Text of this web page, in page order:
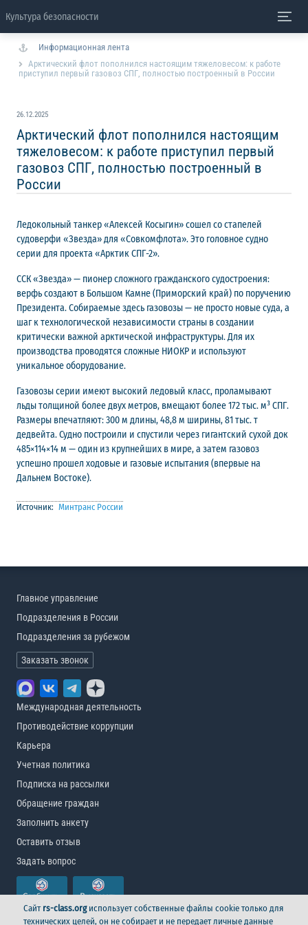
Культура безопасности
Информационная лента
Арктический флот пополнился настоящим тяжеловесом: к работе
приступил первый газовоз СПГ, полностью построенный в России
26.12.2025
Арктический флот пополнился настоящим
тяжеловесом: к работе приступил первый
газовоз СПГ, полностью построенный в
России
Ледокольный танкер «Алексей Косыгин» сошел со стапелей
судоверфи «Звезда» для «Совкомфлота». Это головное судно
серии для проекта «Арктик СПГ-2».
ССК «Звезда» — пионер сложного гражданского судостроения:
верфь создают в Большом Камне (Приморский край) по поручению
Президента. Собираемые здесь газовозы — не просто новые суда, а
шаг к технологической независимости страны в создании
критически важной арктической инфраструктуры. Для их
производства проводятся сложные НИОКР и используют
уникальное оборудование.
Газовозы серии имеют высокий ледовый класс, проламывают
льды толщиной более двух метров, вмещают более 172 тыс. м³ СПГ.
Размеры впечатляют: 300 м длины, 48,8 м ширины, 81 тыс. т
дедвейта. Судно построили и спустили через гигантский сухой док
485×114×14 м — один из крупнейших в мире, а затем газовоз
успешно прошел ходовые и газовые испытания (впервые на
Дальнем Востоке).
Источник: Минтранс России
Главное управление
Подразделения в России
Подразделения за рубежом
Заказать звонок
Международная деятельность
Противодействие коррупции
Карьера
Учетная политика
Подписка на рассылки
Обращение граждан
Заполнить анкету
Оставить отзыв
Задать вопрос
Сайт rs-class.orgиспользует собственные файлы cookie только для
технических целей, он не собирает и не передает личные данные